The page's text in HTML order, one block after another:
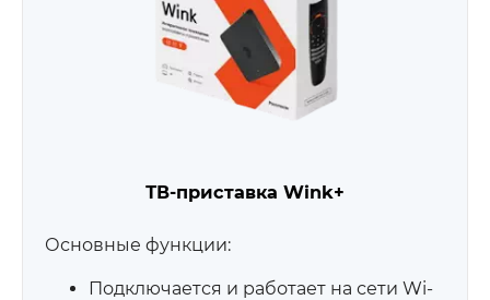
ТВ-приставка Wink+
Основные функции:
Подключается и работает на сети Wi-